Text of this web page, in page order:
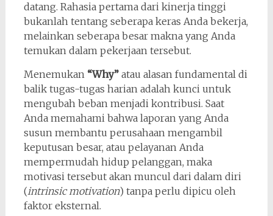
datang. Rahasia pertama dari kinerja tinggi
bukanlah tentang seberapa keras Anda bekerja,
melainkan seberapa besar makna yang Anda
temukan dalam pekerjaan tersebut.
Menemukan “Why”atau alasan fundamental di
balik tugas-tugas harian adalah kunci untuk
mengubah beban menjadi kontribusi. Saat
Anda memahami bahwa laporan yang Anda
susun membantu perusahaan mengambil
keputusan besar, atau pelayanan Anda
mempermudah hidup pelanggan, maka
motivasi tersebut akan muncul dari dalam diri
(intrinsic motivation) tanpa perlu dipicu oleh
faktor eksternal.